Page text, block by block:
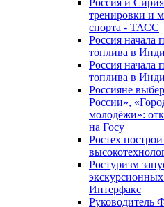
Россия и
тренировки и
спорта - ТАСС
Россия начала
топлива в
Россия начала
топлива в
Россияне
России»,
молодёжи»:
на Госу
Ростех
Ростуризм
Интерфакс
Руководитель